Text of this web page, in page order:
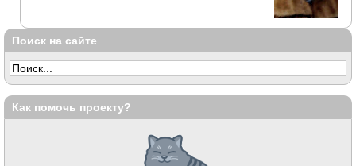
Поиск на сайте
Как помочь проекту?